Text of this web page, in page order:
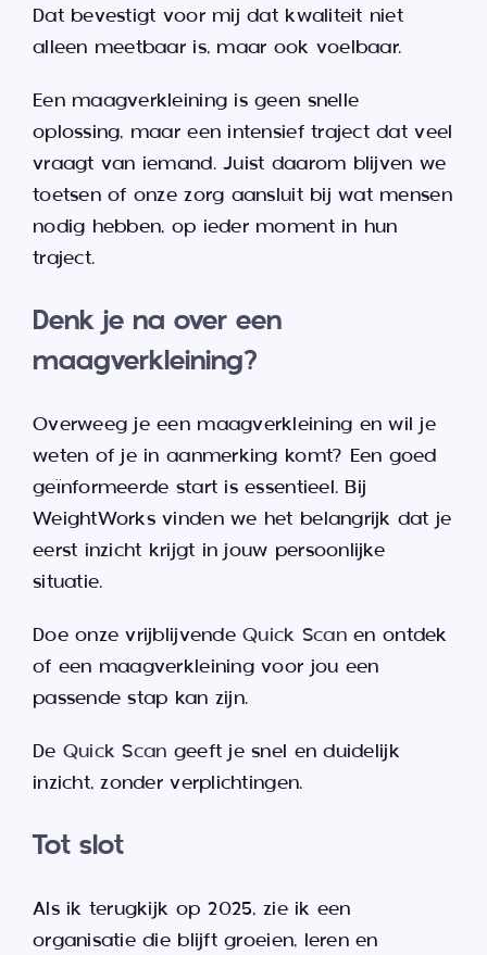
Dat bevestigt voor mij dat kwaliteit niet
alleen meetbaar is, maar ook voelbaar.
Een maagverkleining is geen snelle
oplossing, maar een intensief traject dat veel
vraagt van iemand. Juist daarom blijven we
toetsen of onze zorg aansluit bij wat mensen
nodig hebben, op ieder moment in hun
traject.
Denk je na over een
maagverkleining?
Overweeg je een maagverkleining en wil je
weten of je in aanmerking komt? Een goed
geïnformeerde start is essentieel. Bij
WeightWorks vinden we het belangrijk dat je
eerst inzicht krijgt in jouw persoonlijke
situatie.
Doe onze vrijblijvendeQuick Scanen ontdek
of een maagverkleining voor jou een
passende stap kan zijn.
De Quick Scan geeft je snel en duidelijk
inzicht, zonder verplichtingen.
Tot slot
Als ik terugkijk op 2025, zie ik een
organisatie die blijft groeien, leren en